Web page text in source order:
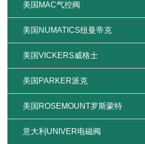
美国MAC气控阀
美国NUMATICS纽曼帝克
美国VICKERS威格士
美国PARKER派克
美国ROSEMOUNT罗斯蒙特
意大利UNIVER电磁阀